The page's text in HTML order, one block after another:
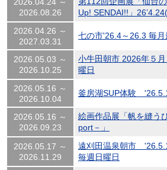
2026.08.26
Up! SENDAI!!」
2026.04.26 ～
2027.03.31
七の市'26.4～26.3 毎
2026.05.03 ～
2026.10.25
小牛田朝市 2026年５
曜日
2026.05.16 ～
2026.10.04
釜房湖SUP体験
2026.05.16 ～
2026.09.23
絵画作品展「帆を縫う
port－」
2026.05.17 ～
2026.11.29
遠刈田温泉朝市
毎週日曜日